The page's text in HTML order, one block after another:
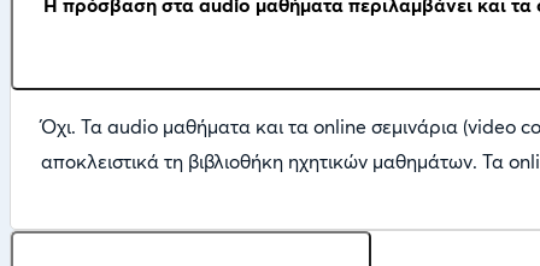
Όχι. Τα audio μαθήματα και τα online σεμινάρια (video
αποκλειστικά τη βιβλιοθήκη ηχητικών μαθημάτων. Τα